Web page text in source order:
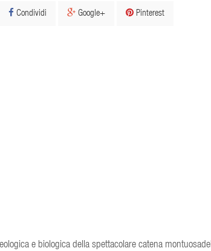
Condividi Google+ Pinterest
e biologica della spettacolare catena